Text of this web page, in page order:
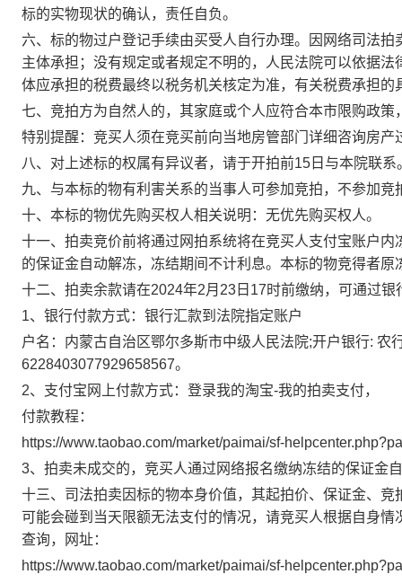
标的实物现状的确认，责任自负。
六、 标的物过户登记手续由买受人自行办理。因网络司法
主体承担；没有规定或者规定不明的，人民法院可以依据
体应承担的税费最终以税务机关核定为准，有关税费承担的
七、竞拍方为自然人的，其家庭或个人应符合本市限购政
特别提醒：竞买人须在竞买前向当地房管部门详细咨询房
八、对上述标的权属有异议者，请于开拍前15 日 与本院联系
九、与本标的物有利害关系的当事人可参加竞拍，不参加
十、本标的物优先购买权人相关说明：无优先购买权人。
十一、拍卖竞价前将通过网拍系统将在竞买人支付宝账户
的保证金自动解冻，冻结期间不计利息。本标的物竞得者
十二、拍卖余款请在2024年2月 23 日 17时前缴纳，可通过银
1、银行付款方式：银行汇款到法院指定账户
户名：内蒙古自治区鄂尔多斯市中级人民法院;开户银行: 农
6228403077929658567。
2、支付宝网上付款方式：登录我的淘宝-我的拍卖支付，
付款教程：
https://www.taobao.com/market/paimai/sf-
3、拍卖未成交的，竞买人通过网络报名缴纳冻结的保证金
十三、司法拍卖因标的物本身价值，其起拍价、保证金、
可能会碰到当天限额无法支付的情况，请竞买人根据自身
查询，网址：
https://www.taobao.com/market/paimai/sf-